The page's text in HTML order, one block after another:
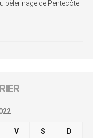
pèlerinage de Pentecôte
V S D